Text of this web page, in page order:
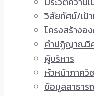
วิสัยทัศน์/เป้
โครงสร้างอ
คำปฏิญาณวิ
ผู้บริหาร
หัวหน้าภาควิ
ข้อมูลสาธาร